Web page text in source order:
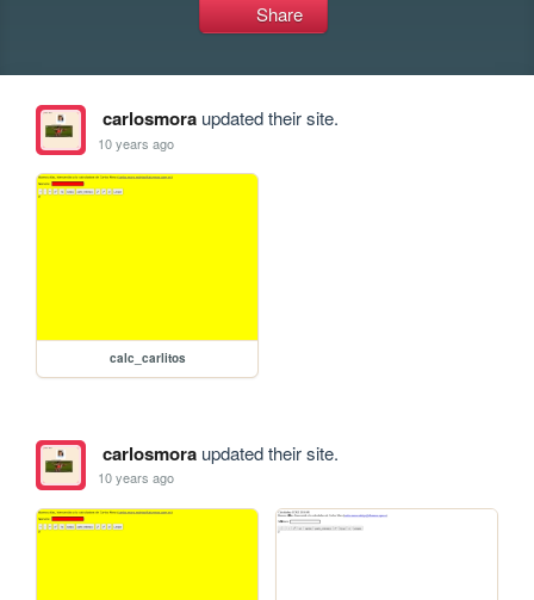
Share
carlosmoraupdated their site.
10 years ago
calc_carlitos
carlosmoraupdated their site.
10 years ago